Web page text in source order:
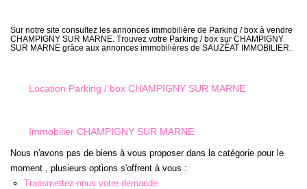
NOS AGENCES
Notre Équipe
Nos Actualités
CONTACT
Sur notre site consultez les annonces immobilière de Parking / box à vendre
CHAMPIGNY SUR MARNE. Trouvez votre Parking / box sur CHAMPIGNY
SUR MARNE grâce aux annonces immobilières de SAUZÉAT IMMOBILIER.
Location Parking / box CHAMPIGNY SUR MARNE
Immobilier CHAMPIGNY SUR MARNE
Nous n'avons pas de biens à vous proposer dans la catégorie pour le
moment , plusieurs options s'offrent à vous :
Transmettez-nous votre demande